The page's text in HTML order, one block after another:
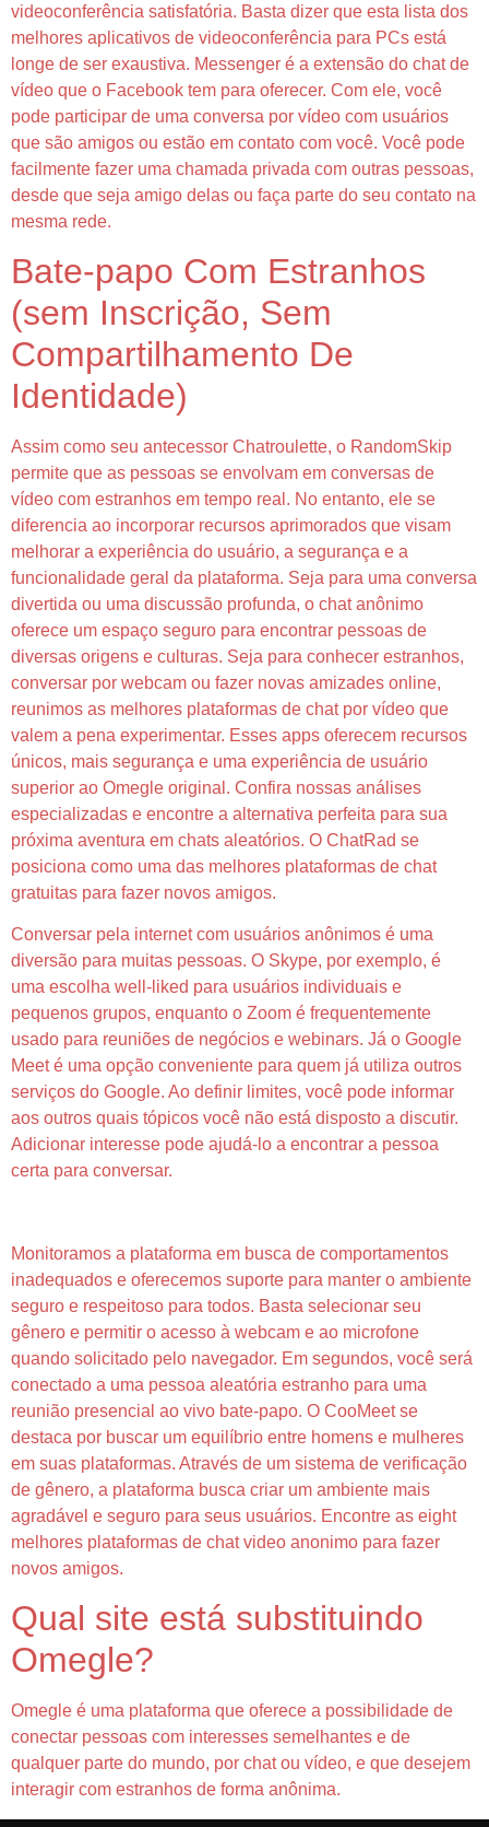
videoconferência satisfatória. Basta dizer que esta lista dos
melhores aplicativos de videoconferência para PCs está
longe de ser exaustiva. Messenger é a extensão do chat de
vídeo que o Facebook tem para oferecer. Com ele, você
pode participar de uma conversa por vídeo com usuários
que são amigos ou estão em contato com você. Você pode
facilmente fazer uma chamada privada com outras pessoas,
desde que seja amigo delas ou faça parte do seu contato na
mesma rede.
Bate-papo Com Estranhos
(sem Inscrição, Sem
Compartilhamento De
Identidade)
Assim como seu antecessor Chatroulette, o RandomSkip
permite que as pessoas se envolvam em conversas de
vídeo com estranhos em tempo real. No entanto, ele se
diferencia ao incorporar recursos aprimorados que visam
melhorar a experiência do usuário, a segurança e a
funcionalidade geral da plataforma. Seja para uma conversa
divertida ou uma discussão profunda, o chat anônimo
oferece um espaço seguro para encontrar pessoas de
diversas origens e culturas. Seja para conhecer estranhos,
conversar por webcam ou fazer novas amizades online,
reunimos as melhores plataformas de chat por vídeo que
valem a pena experimentar. Esses apps oferecem recursos
únicos, mais segurança e uma experiência de usuário
superior ao Omegle original. Confira nossas análises
especializadas e encontre a alternativa perfeita para sua
próxima aventura em chats aleatórios. O ChatRad se
posiciona como uma das melhores plataformas de chat
gratuitas para fazer novos amigos.
Conversar pela internet com usuários anônimos é uma
diversão para muitas pessoas. O Skype, por exemplo, é
uma escolha well-liked para usuários individuais e
pequenos grupos, enquanto o Zoom é frequentemente
usado para reuniões de negócios e webinars. Já o Google
Meet é uma opção conveniente para quem já utiliza outros
serviços do Google. Ao definir limites, você pode informar
aos outros quais tópicos você não está disposto a discutir.
Adicionar interesse pode ajudá-lo a encontrar a pessoa
certa para conversar.
Monitoramos a plataforma em busca de comportamentos
inadequados e oferecemos suporte para manter o ambiente
seguro e respeitoso para todos. Basta selecionar seu
gênero e permitir o acesso à webcam e ao microfone
quando solicitado pelo navegador. Em segundos, você será
conectado a uma pessoa aleatória estranho para uma
reunião presencial ao vivo bate-papo. O CooMeet se
destaca por buscar um equilíbrio entre homens e mulheres
em suas plataformas. Através de um sistema de verificação
de gênero, a plataforma busca criar um ambiente mais
agradável e seguro para seus usuários. Encontre as eight
melhores plataformas de chat video anonimo para fazer
novos amigos.
Qual site está substituindo
Omegle?
Omegle é uma plataforma que oferece a possibilidade de
conectar pessoas com interesses semelhantes e de
qualquer parte do mundo, por chat ou vídeo, e que desejem
interagir com estranhos de forma anônima.